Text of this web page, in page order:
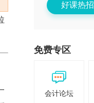
好课热招
免费专区
会计论坛